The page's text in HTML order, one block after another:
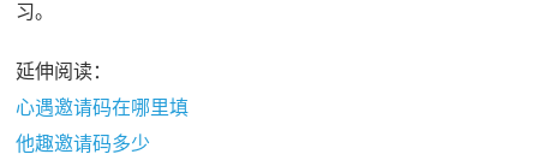
习。
延伸阅读：
心遇邀请码在哪里填
他趣邀请码多少